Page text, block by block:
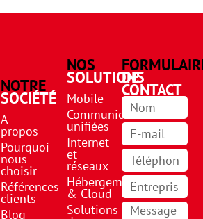
NOTRE
SOCIÉTÉ
A
propos
Pourquoi
nous
choisir
Références
clients
Blog
NOS
SOLUTIONS
Mobile
Communications
unifiées
Internet
et
réseaux
Hébergement
& Cloud
Solutions
DE
CONTACT